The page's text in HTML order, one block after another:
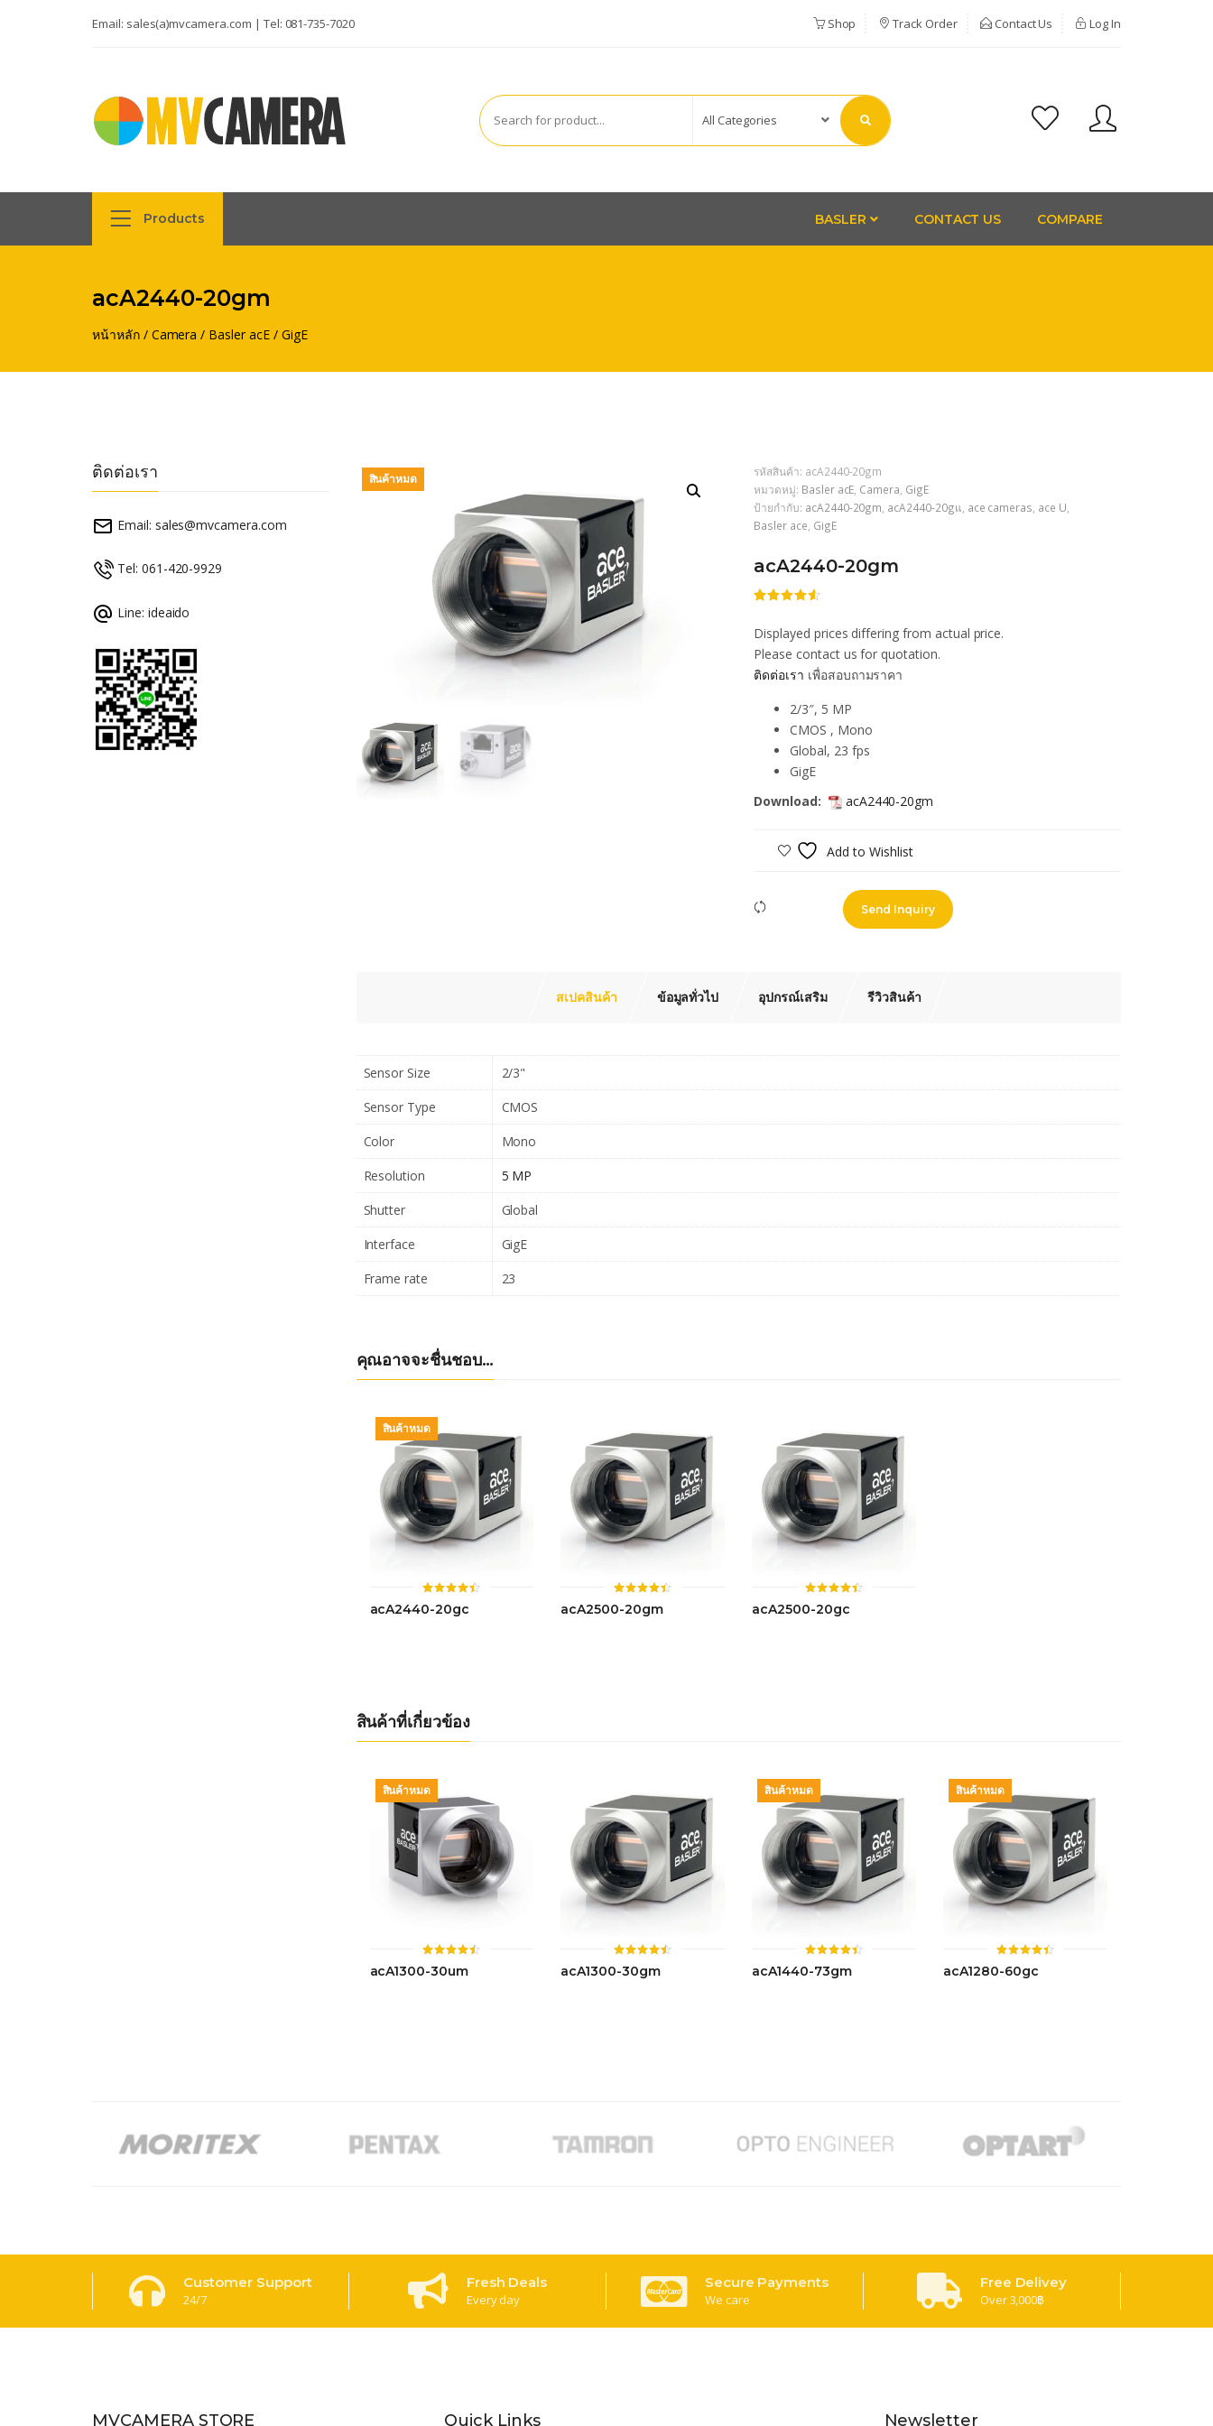
Email: sales(a)mvcamera.com | Tel: 081-735-7020 Shop Track Order Contact Us Log In
Products BASLER CONTACT US COMPARE
acA2440-20gm
หน้าหลัก/ Camera / Basler acE/ GigE
ติดต่อเรา
Email: sales@mvcamera.com
Tel: 061-420-9929
Line: ideaido
สินค้าหมด รหัสสินค้า: acA2440-20gm
หมวดหมู่: Basler acE Camera GigE
ป้ายกำกับ: acA2440-20gm acA2440-20gแ ace cameras ace U
Basler ace GigE
acA2440-20gm
คะแนน
4.47จาก
5 คะแนน
การให้
ของลูกค้า
Displayed prices differing from actual price.
Please contact us for quotation.
ติดต่อเรา เพื่อสอบถามราคา
2/3″, 5 MP
CMOS , Mono
Global, 23 fps
GigE
Download:
acA2440-20gm
Add to Wishlist
Send Inquiry
สเปคสินค้า ข้อมูลทั่วไป อุปกรณ์เสริม รีวิวสินค้า
Sensor Size
2/3"
Sensor Type
CMOS
Color
Mono
Resolution
5 MP
Shutter
Global
Interface
GigE
Frame rate
23
คุณอาจจะชื่นชอบ…
สินค้าหมด
ให้
คะแนน
acA2440-20gc
ให้
คะแนน
acA2500-20gm
ให้
คะแนน
acA2500-20gc
สินค้าที่เกี่ยวข้อง
สินค้าหมด
ให้
คะแนน
acA1300-30um
ให้
คะแนน
acA1300-30gm
สินค้าหมด
ให้
คะแนน
acA1440-73gm
สินค้าหมด
ให้
คะแนน
acA1280-60gc
Customer Support
24/7
Fresh Deals
Every day
Secure Payments
We care
Free Delivey
Over 3,000฿
MVCAMERA STORE Quick Links Newsletter